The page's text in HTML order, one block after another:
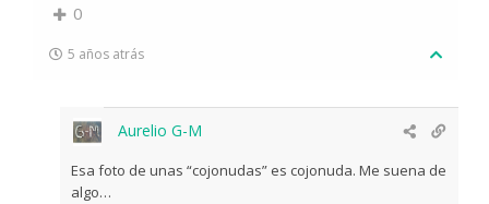
0
5 años atrás
Aurelio G-M
Esa foto de unas “cojonudas” es cojonuda. Me suena de
algo…